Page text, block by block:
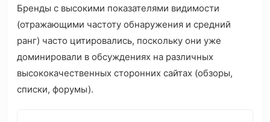
Бренды с высокими показателями видимости
(отражающими частоту обнаружения и средний
ранг) часто цитировались, поскольку они уже
доминировали в обсуждениях на различных
высококачественных сторонних сайтах (обзоры,
списки, форумы).